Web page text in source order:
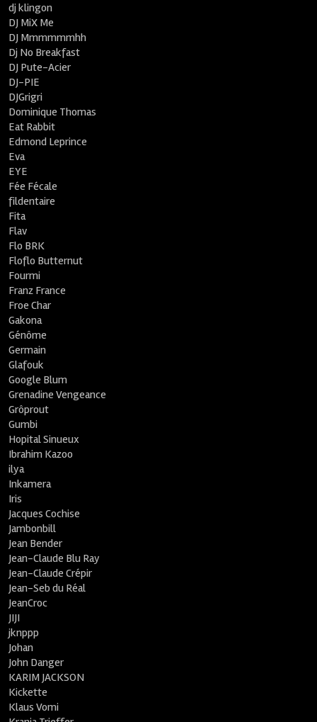
dj klingon
DJ MiX Me
DJ Mmmmmmhh
Dj No Breakfast
DJ Pute-Acier
DJ-PIE
DJGrigri
Dominique Thomas
Eat Rabbit
Edmond Leprince
Eva
EYE
Fée Fécale
fildentaire
Fita
Flav
Flo BRK
Floflo Butternut
Fourmi
Franz France
Froe Char
Gakona
Génôme
Germain
Glafouk
Google Blum
Grenadine Vengeance
Grôprout
Gumbi
Hopital Sinueux
Ibrahim Kazoo
ilya
Inkamera
Iris
Jacques Cochise
Jambonbill
Jean Bender
Jean-Claude Blu Ray
Jean-Claude Crépir
Jean-Seb du Réal
JeanCroc
JIJI
jknppp
Johan
John Danger
KARIM JACKSON
Kickette
Klaus Vomi